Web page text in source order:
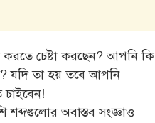
চেষ্টা করছেন? আপনি কি
যদি তা হয় তবে আপনি
শব্দগুলোর অবাস্তব সংজ্ঞাও